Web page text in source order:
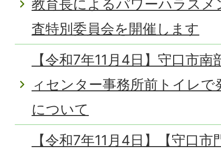
教育長によるパワーハラス
査特別委員会を開催します
【令和7年11月4日】守口市
ィセンター事務所前トイレ
について
【令和7年11月4日】【守口